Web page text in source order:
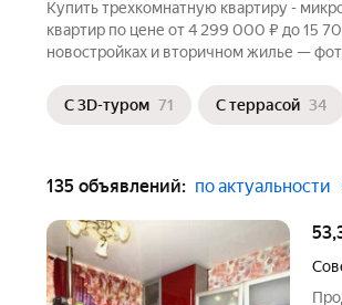
Купить трехкомнатную квартиру -
квартир по цене от 4 299 000 ₽ до 15
новостройках и вторичном жилье —
С 3D-туром 71 С террасой 34
135 объявлений: по актуальности